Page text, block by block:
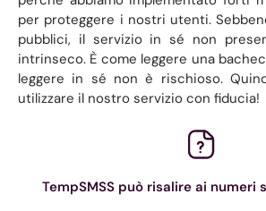
per proteggere i nostri utenti.
pubblici, il servizio in sé non
intrinseco. È come leggere una
leggere in sé non è rischioso.
utilizzare il nostro servizio con fiducia!
TempSMSS può risalire ai numeri